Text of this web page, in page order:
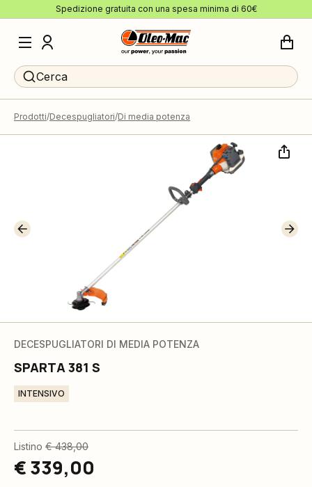
Spedizione gratuita con una spesa minima di 60€
Cerca
Prodotti Decespugliatori Di media potenza
DECESPUGLIATORI DI MEDIA POTENZA
SPARTA 381 S
INTENSIVO
Listino € 438,00
€ 339,00